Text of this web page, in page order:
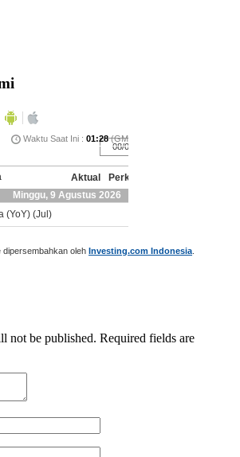
dipersembahkan oleh Investing.com Indonesia
not be published. Required fields are